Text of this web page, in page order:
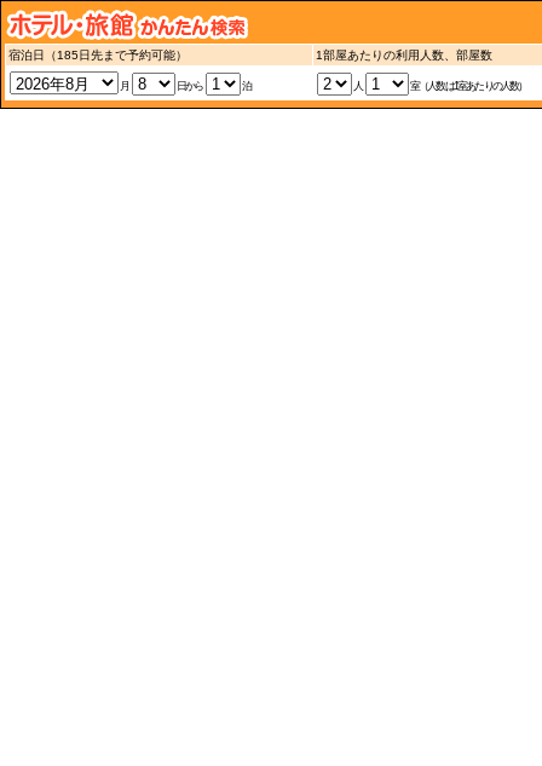
宿泊日（185日先まで予約可能） 1部屋あたりの利用人数、部屋数
月 日から 泊 人 室（人数は1室あたりの人数）